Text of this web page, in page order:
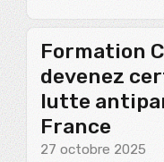
Formation
devenez
lutte
France
27 octobre 2025